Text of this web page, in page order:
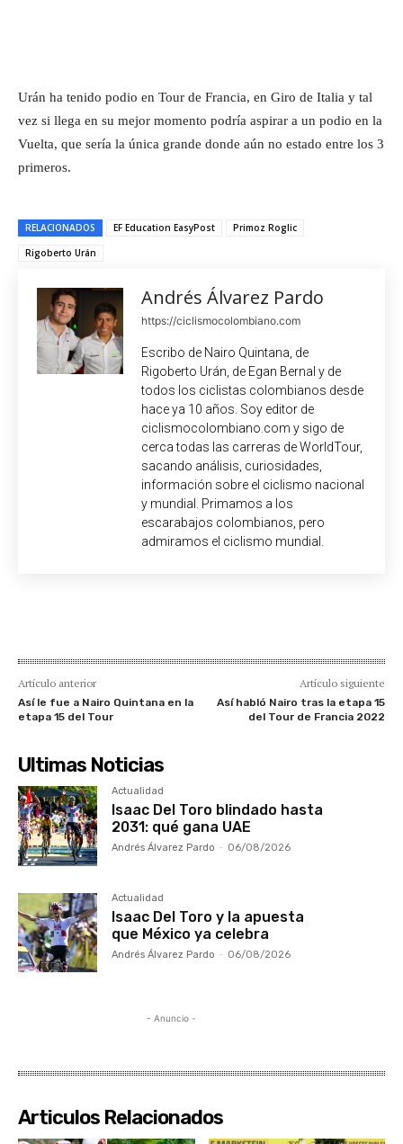
Urán ha tenido podio en Tour de Francia, en Giro de Italia y tal
vez si llega en su mejor momento podría aspirar a un podio en la
Vuelta, que sería la única grande donde aún no estado entre los 3
primeros.
RELACIONADOS EF Education EasyPost
Primoz Roglic
Rigoberto Urán
Andrés Álvarez Pardo
https://ciclismocolombiano.com
Escribo de Nairo Quintana, de
Rigoberto Urán, de Egan Bernal y de
todos los ciclistas colombianos desde
hace ya 10 años. Soy editor de
ciclismocolombiano.com y sigo de
cerca todas las carreras de WorldTour,
sacando análisis, curiosidades,
información sobre el ciclismo nacional
y mundial. Primamos a los
escarabajos colombianos, pero
admiramos el ciclismo mundial.
Artículo anterior
Así le fue a Nairo Quintana en la
etapa 15 del Tour
Artículo siguiente
Así habló Nairo tras la etapa 15
del Tour de Francia 2022
Ultimas Noticias
Actualidad
Isaac Del Toro blindado hasta
2031: qué gana UAE
Andrés Álvarez Pardo - 06/08/2026
Actualidad
Isaac Del Toro y la apuesta
que México ya celebra
Andrés Álvarez Pardo - 06/08/2026
- Anuncio -
Articulos Relacionados